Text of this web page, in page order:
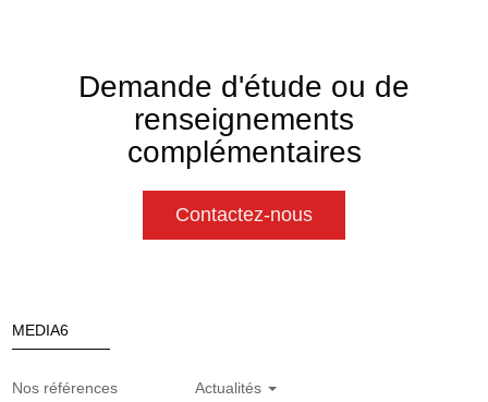
Demande d'étude ou de
renseignements
complémentaires
Contactez-nous
MEDIA6
Nos références Actualités